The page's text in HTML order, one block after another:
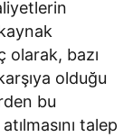
olarak, bazı
olduğu
bu
talep